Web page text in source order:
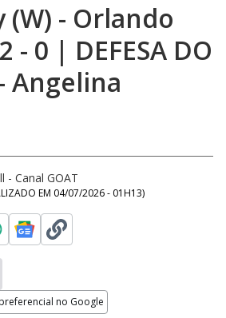
(W) - Orlando
- 0 | DEFESA DO
Angelina
- Canal GOAT
EM 04/07/2026 - 01H13)
no Google